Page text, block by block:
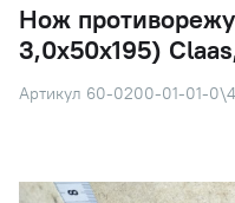
Нож
3,0х50х195)
Артикул 60-0200-01-01-